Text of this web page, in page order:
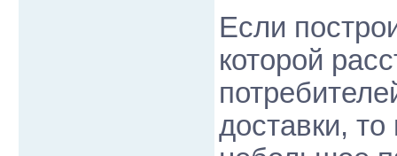
Если
которой
доставки,